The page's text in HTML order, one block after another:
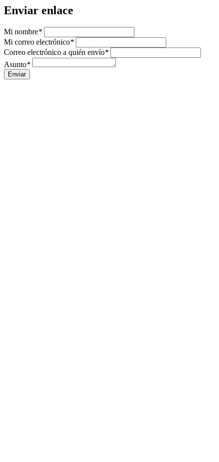
Enviar enlace
Mi nombre*
Mi correo electrónico*
Correo electrónico a quién envío*
Asunto*
Enviar